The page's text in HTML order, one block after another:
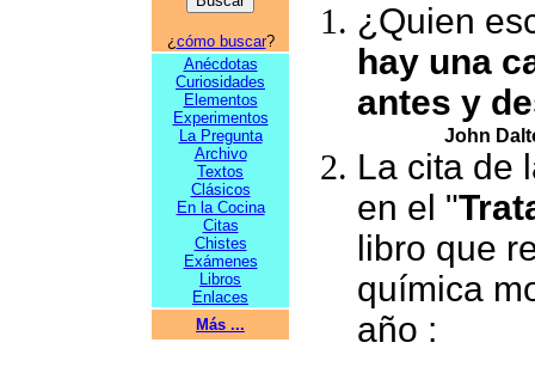
¿ cómo buscar?
Anécdotas
Curiosidades
Elementos
Experimentos
La Pregunta
Archivo
Textos
Clásicos
En la Cocina
Citas
Chistes
Exámenes
Libros
Enlaces
Más ...
¿Quien
hay una
antes y
John
La cita de
en el "
libro que
química
año :